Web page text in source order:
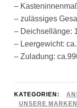
–
– zulässiges
– Deichsellänge:
– Leergewicht:
– Zuladung:
KATEGORIEN:
UNSERE MARKEN